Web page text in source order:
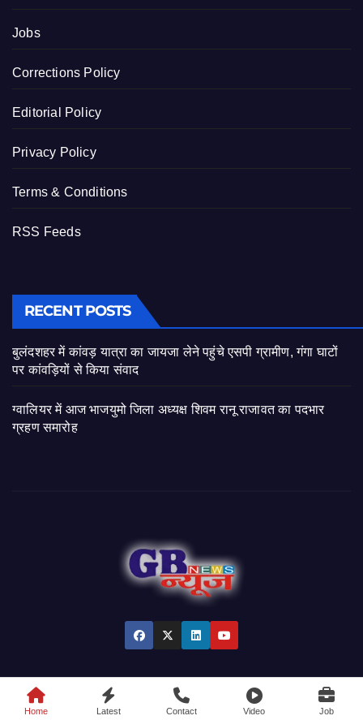
Jobs
Corrections Policy
Editorial Policy
Privacy Policy
Terms & Conditions
RSS Feeds
RECENT POSTS
बुलंदशहर में कांवड़ यात्रा का जायजा लेने पहुंचे एसपी ग्रामीण, गंगा घाटों
पर कांवड़ियों से किया संवाद
ग्वालियर में आज भाजयुमो जिला अध्यक्ष शिवम रानू राजावत का पदभार
ग्रहण समारोह
© 2026 GB News India. All Rights Reserved.
Home Latest Contact Video Job